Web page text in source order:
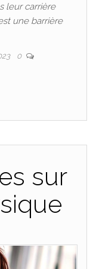
leur carrière
une barrière
0
sur